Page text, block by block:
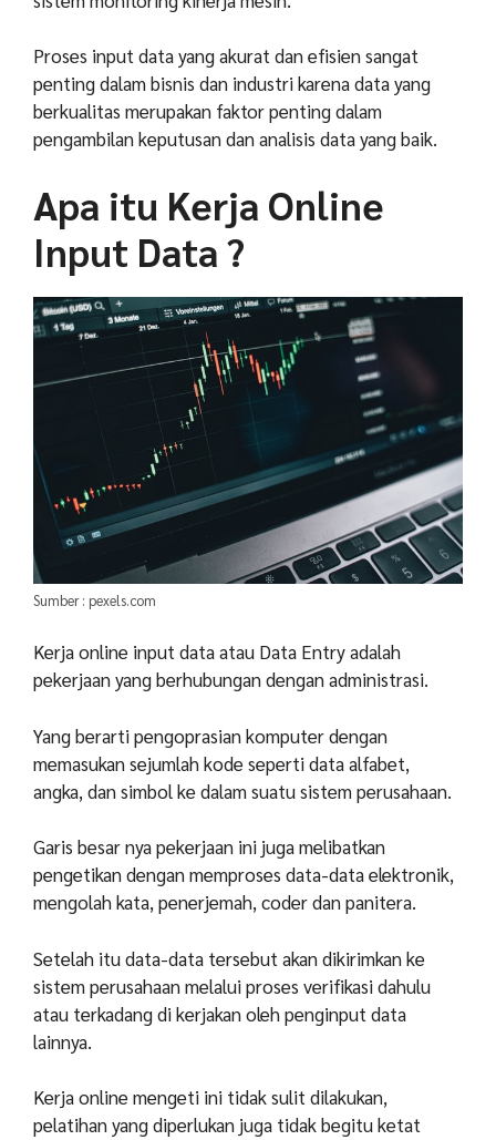
Proses input data yang akurat dan efisien sangat
penting dalam bisnis dan industri karena data yang
berkualitas merupakan faktor penting dalam
pengambilan keputusan dan analisis data yang baik.
Apa itu Kerja Online
Input Data ?
Sumber : pexels.com
Kerja online input data atau Data Entry adalah
pekerjaan yang berhubungan dengan administrasi.
Yang berarti pengoprasian komputer dengan
memasukan sejumlah kode seperti data alfabet,
angka, dan simbol ke dalam suatu sistem perusahaan.
Garis besar nya pekerjaan ini juga melibatkan
pengetikan dengan memproses data-data elektronik,
mengolah kata, penerjemah, coder dan panitera.
Setelah itu data-data tersebut akan dikirimkan ke
sistem perusahaan melalui proses verifikasi dahulu
atau terkadang di kerjakan oleh penginput data
lainnya.
Kerja online mengeti ini tidak sulit dilakukan,
pelatihan yang diperlukan juga tidak begitu ketat